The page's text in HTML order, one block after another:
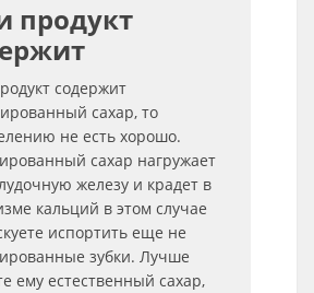
продукт
содержит
сахар, то
не есть хорошо.
сахар нагружает
железу и крадет в
кальций в этом случае
испортить еще не
зубки. Лучше
ему естественный сахар,